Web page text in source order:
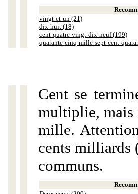
vingt-et-un (21)
dix-huit (18)
cent-quatre-vingt-dix-neuf (199)
quarante-cinq-mille-sept-cent-
Cent se
multiplie, mais
mille.
cents milliards
communs.